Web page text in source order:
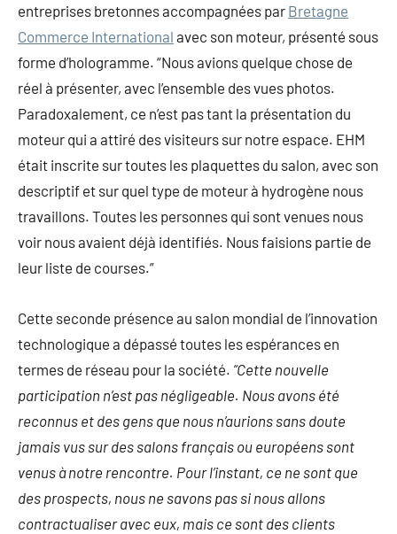
entreprises bretonnes accompagnées par Bretagne
Commerce International avec son moteur, présenté sous
forme d’hologramme. “Nous avions quelque chose de
réel à présenter, avec l’ensemble des vues photos.
Paradoxalement, ce n’est pas tant la présentation du
moteur qui a attiré des visiteurs sur notre espace. EHM
était inscrite sur toutes les plaquettes du salon, avec son
descriptif et sur quel type de moteur à hydrogène nous
travaillons. Toutes les personnes qui sont venues nous
voir nous avaient déjà identifiés. Nous faisions partie de
leur liste de courses.”
Cette seconde présence au salon mondial de l’innovation
technologique a dépassé toutes les espérances en
termes de réseau pour la société. “Cette nouvelle
participation n’est pas négligeable. Nous avons été
reconnus et des gens que nous n’aurions sans doute
jamais vus sur des salons français ou européens sont
venus à notre rencontre. Pour l’instant, ce ne sont que
des prospects, nous ne savons pas si nous allons
contractualiser avec eux, mais ce sont des clients